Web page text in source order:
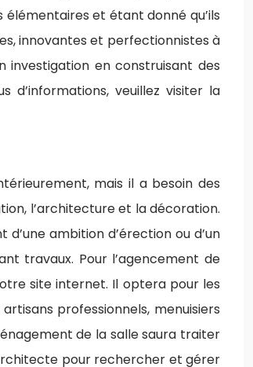
élémentaires et étant donné qu’ils
innovantes et perfectionnistes à
investigation en construisant des
d’informations, veuillez visiter la
mais il a besoin des
l’architecture et la décoration.
ambition d’érection ou d’un
travaux. Pour l’agencement de
site internet. Il optera pour les
professionnels, menuisiers
de la salle saura traiter
pour rechercher et gérer